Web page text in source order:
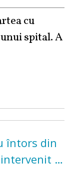
cu
spital. A
întors din
la